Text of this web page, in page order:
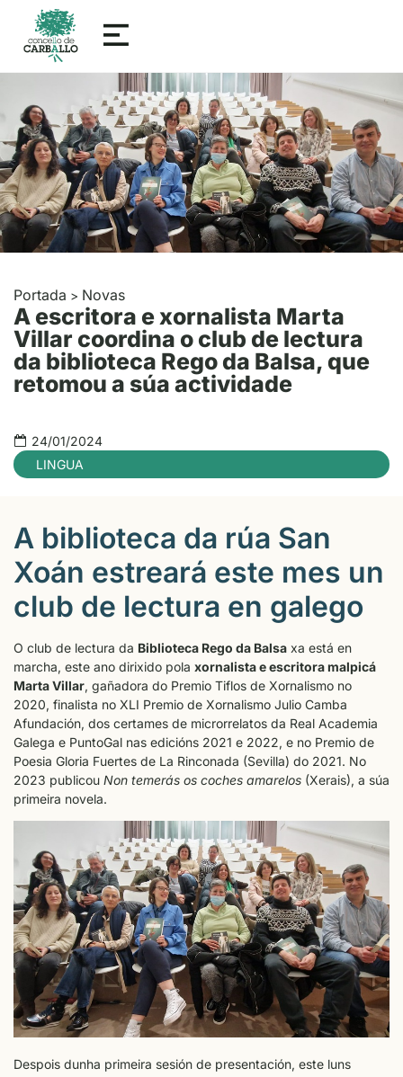
Portada > Novas
A escritora e xornalista Marta
Villar coordina o club de lectura
da biblioteca Rego da Balsa, que
retomou a súa actividade
24/01/2024
LINGUA
A biblioteca da rúa San
Xoán estreará este mes un
club de lectura en galego
O club de lectura da Biblioteca Rego da Balsa xa está en
marcha, este ano dirixido pola xornalista e escritora malpicá
Marta Villar, gañadora do Premio Tiflos de Xornalismo no
2020, finalista no XLI Premio de Xornalismo Julio Camba
Afundación, dos certames de microrrelatos da Real Academia
Galega e PuntoGal nas edicións 2021 e 2022, e no Premio de
Poesia Gloria Fuertes de La Rinconada (Sevilla) do 2021. No
2023 publicou Non temerás os coches amarelos (Xerais), a súa
primeira novela.
Despois dunha primeira sesión de presentación, este luns